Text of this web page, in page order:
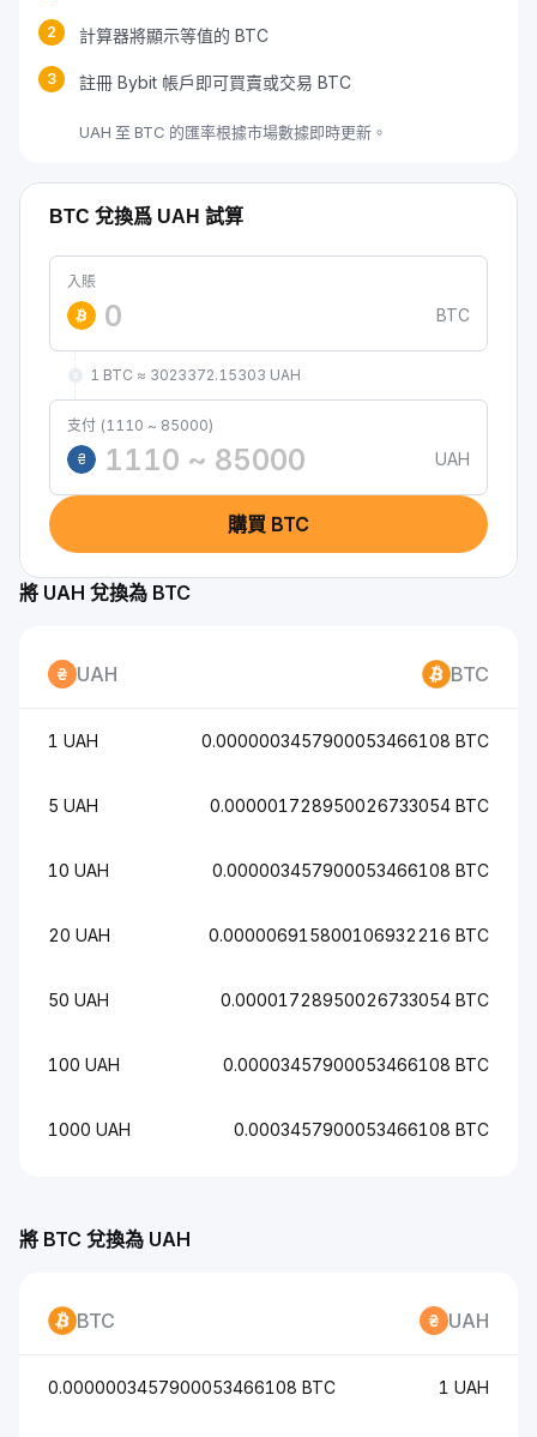
2 計算器將顯示等值的 BTC
3 註冊 Bybit 帳戶即可買賣或交易 BTC
UAH 至 BTC 的匯率根據市場數據即時更新。
BTC 兌換爲 UAH 試算
入賬
BTC
1 BTC ≈ 3023372.15303 UAH
支付 (1110 ~ 85000)
₴
UAH
購買 BTC
將 BTC 兌換為 UAH
BTC UAH
0.0000003457900053466108 BTC 1 UAH
將 UAH 兌換為 BTC
UAH BTC
1 UAH 0.0000003457900053466108 BTC
5 UAH 0.000001728950026733054 BTC
10 UAH 0.000003457900053466108 BTC
20 UAH 0.000006915800106932216 BTC
50 UAH 0.00001728950026733054 BTC
100 UAH 0.00003457900053466108 BTC
1000 UAH 0.0003457900053466108 BTC